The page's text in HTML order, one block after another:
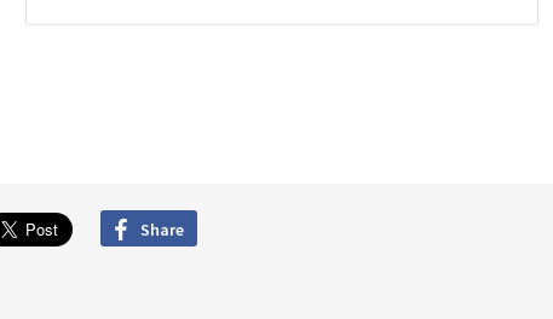
Share